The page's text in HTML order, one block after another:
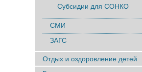
Субсидии для СОНКО
СМИ
ЗАГС
Отдых и оздоровление детей